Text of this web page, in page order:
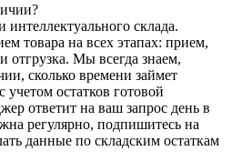
склада.
товара на всех этапах: прием,
отгрузка. Мы всегда знаем,
сколько времени займет
учетом остатков готовой
ответит на ваш запрос день в
регулярно, подпишитесь на
данные по складским остаткам